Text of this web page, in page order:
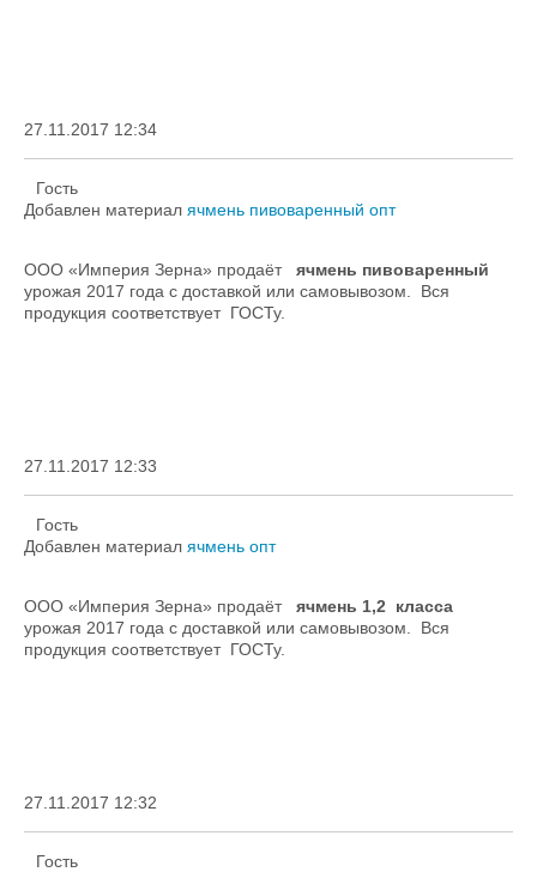
27.11.2017 12:34
Гость
Добавлен материал ячмень пивоваренный опт
ООО «Империя Зерна» продаёт ячмень пивоваренный
урожая 2017 года с доставкой или самовывозом. Вся
продукция соответствует ГОСТу.
27.11.2017 12:33
Гость
Добавлен материал ячмень опт
ООО «Империя Зерна» продаёт ячмень 1,2 класса
урожая 2017 года с доставкой или самовывозом. Вся
продукция соответствует ГОСТу.
27.11.2017 12:32
Гость